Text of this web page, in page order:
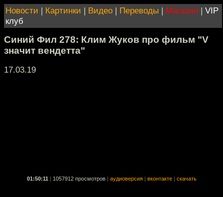
Новости | Картинки | Видео | Переводы | Магазин | VIP
клуб
Синий Фил 278: Клим Жуков про фильм "V
значит вендетта"
17.03.19
01:50:11 1057912 просмотров аудиоверсия вконтакте скачать